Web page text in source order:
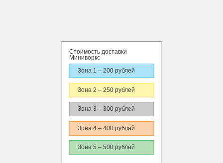
Стоимость доставки
Миниворкс
Зона 1 – 200 рублей
Зона 2 – 250 рублей
Зона 3 – 300 рублей
Зона 4 – 400 рублей
Зона 5 – 500 рублей